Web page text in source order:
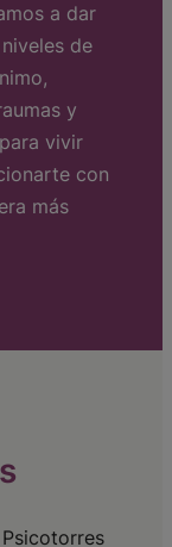
a dar
de
y
vivir
con
más